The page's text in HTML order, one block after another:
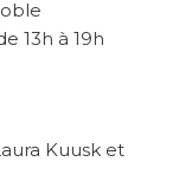
13h à 19h
Kuusk et